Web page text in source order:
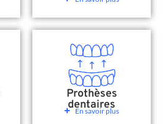
Prothèses
dentaires
En savoir plus